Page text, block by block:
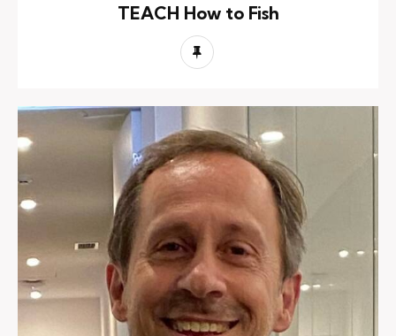
TEACH How to Fish